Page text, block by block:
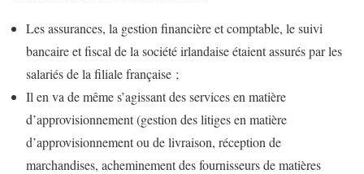
Les assurances, la gestion financière et comptable, le suivi
bancaire et fiscal de la société irlandaise étaient assurés par les
salariés de la filiale française ;
Il en va de même s’agissant des services en matière
d’approvisionnement (gestion des litiges en matière
d’approvisionnement ou de livraison, réception de
marchandises, acheminement des fournisseurs de matières